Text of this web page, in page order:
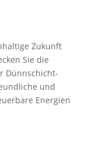
Zukunft
Sie die
Dünnschicht-
und
Energien